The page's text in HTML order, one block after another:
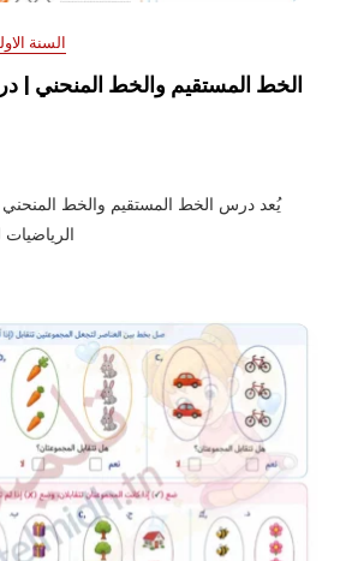
السنة
الخط المستقيم والخط المنحني |
يُعد درس الخط المستقيم والخط